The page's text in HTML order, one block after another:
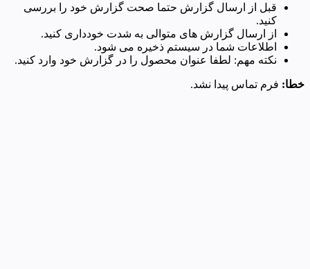
قبل از ارسال گزارش حتما صحت گزارش خود را بررسی
کنید.
از ارسال گزارش های متوالی به شدت خودداری کنید.
اطلاعات شما در سیستم ذخیره می شود.
نکته مهم: لطفا عنوان محصول را در گزارش خود وارد کنید.
خطا: فرم تماس پیدا نشد.